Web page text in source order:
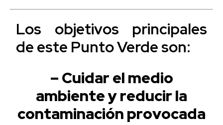
Los objetivos principales
de este Punto Verde son:
– Cuidar el medio
ambiente y reducir la
contaminación provocada